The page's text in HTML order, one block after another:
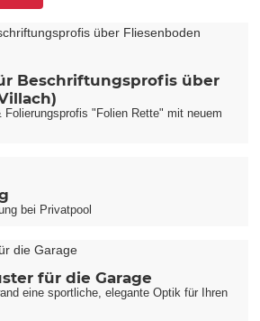
Beschriftungsprofis über
Folierungsprofis "Folien Rette" mit neuem
bei Privatpool
für die Garage
eine sportliche, elegante Optik für Ihren